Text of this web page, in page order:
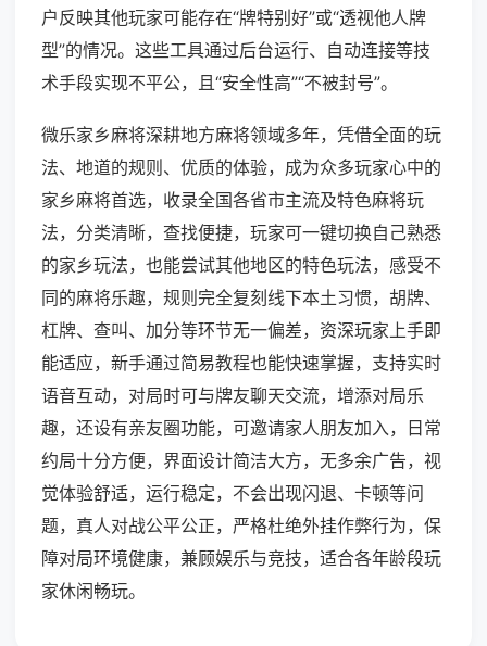
户反映其他玩家可能存在“牌特别好”或“透视他人牌
型”的情况。这些工具通过后台运行、自动连接等技
术手段实现不平公，且“安全性高”“不被封号”。
微乐家乡麻将深耕地方麻将领域多年，凭借全面的玩
法、地道的规则、优质的体验，成为众多玩家心中的
家乡麻将首选，收录全国各省市主流及特色麻将玩
法，分类清晰，查找便捷，玩家可一键切换自己熟悉
的家乡玩法，也能尝试其他地区的特色玩法，感受不
同的麻将乐趣，规则完全复刻线下本土习惯，胡牌、
杠牌、查叫、加分等环节无一偏差，资深玩家上手即
能适应，新手通过简易教程也能快速掌握，支持实时
语音互动，对局时可与牌友聊天交流，增添对局乐
趣，还设有亲友圈功能，可邀请家人朋友加入，日常
约局十分方便，界面设计简洁大方，无多余广告，视
觉体验舒适，运行稳定，不会出现闪退、卡顿等问
题，真人对战公平公正，严格杜绝外挂作弊行为，保
障对局环境健康，兼顾娱乐与竞技，适合各年龄段玩
家休闲畅玩。